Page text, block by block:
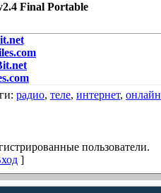
Final Portable
: радио, теле, интернет, онлайн
пользователи.
]